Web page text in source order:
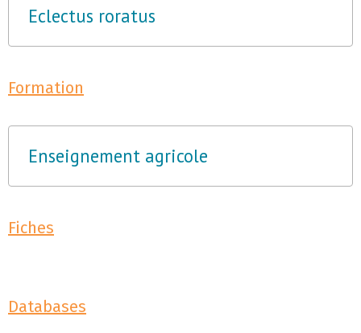
Eclectus roratus
Formation
Enseignement agricole
Fiches
Databases